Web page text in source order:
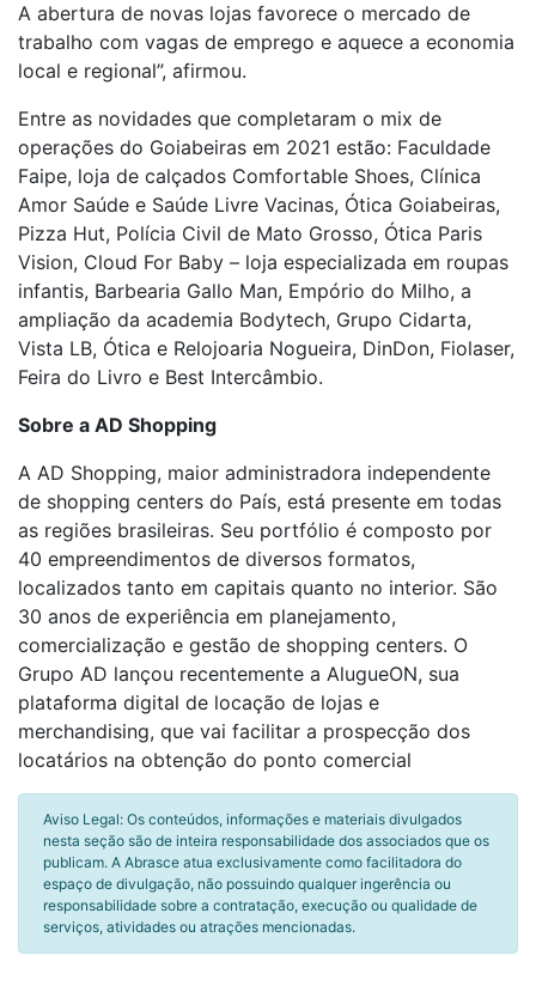
A abertura de novas lojas favorece o mercado de
trabalho com vagas de emprego e aquece a economia
local e regional”, afirmou.
Entre as novidades que completaram o mix de
operações do Goiabeiras em 2021 estão: Faculdade
Faipe, loja de calçados Comfortable Shoes, Clínica
Amor Saúde e Saúde Livre Vacinas, Ótica Goiabeiras,
Pizza Hut, Polícia Civil de Mato Grosso, Ótica Paris
Vision, Cloud For Baby – loja especializada em roupas
infantis, Barbearia Gallo Man, Empório do Milho, a
ampliação da academia Bodytech, Grupo Cidarta,
Vista LB, Ótica e Relojoaria Nogueira, DinDon, Fiolaser,
Feira do Livro e Best Intercâmbio.
Sobre a AD Shopping
A AD Shopping, maior administradora independente
de shopping centers do País, está presente em todas
as regiões brasileiras. Seu portfólio é composto por
40 empreendimentos de diversos formatos,
localizados tanto em capitais quanto no interior. São
30 anos de experiência em planejamento,
comercialização e gestão de shopping centers. O
Grupo AD lançou recentemente a AlugueON, sua
plataforma digital de locação de lojas e
merchandising, que vai facilitar a prospecção dos
locatários na obtenção do ponto comercial
Aviso Legal: Os conteúdos, informações e materiais divulgados
nesta seção são de inteira responsabilidade dos associados que os
publicam. A Abrasce atua exclusivamente como facilitadora do
espaço de divulgação, não possuindo qualquer ingerência ou
responsabilidade sobre a contratação, execução ou qualidade de
serviços, atividades ou atrações mencionadas.